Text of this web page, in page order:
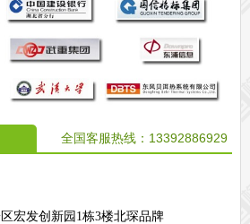
全国客服热线： 13392886929
宏发创新园1栋3楼北琛品牌